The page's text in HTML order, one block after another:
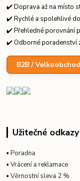
✔️ Doprava až na místo
✔️ Rychlé a spolehlivé
✔️ Přehledné porovnání
✔️ Odborné poradenství
B2B / Velkoobchod
Užitečné odkazy
▪Poradna
▪Vrácení a reklamace
▪Věrnostní sleva 2 %